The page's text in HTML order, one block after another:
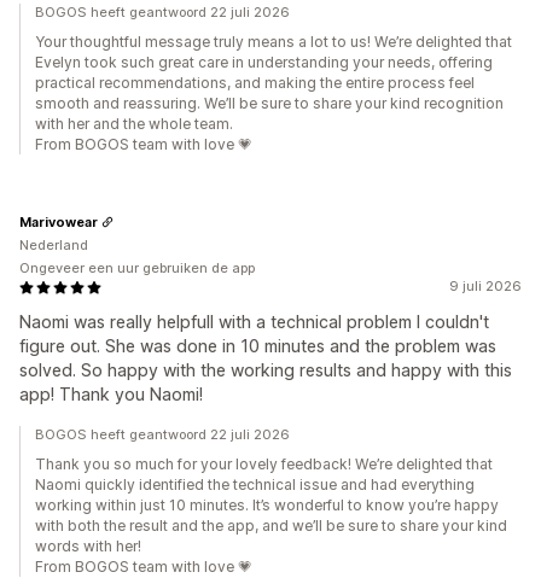
BOGOS heeft geantwoord 22 juli 2026
Your thoughtful message truly means a lot to us! We’re delighted that
Evelyn took such great care in understanding your needs, offering
practical recommendations, and making the entire process feel
smooth and reassuring. We’ll be sure to share your kind recognition
with her and the whole team.
From BOGOS team with love 💗
9 juli 2026
Naomi was really helpfull with a technical problem I couldn't
figure out. She was done in 10 minutes and the problem was
solved. So happy with the working results and happy with this
app! Thank you Naomi!
Marivowear
Nederland
Ongeveer een uur gebruiken de app
BOGOS heeft geantwoord 22 juli 2026
Thank you so much for your lovely feedback! We’re delighted that
Naomi quickly identified the technical issue and had everything
working within just 10 minutes. It’s wonderful to know you’re happy
with both the result and the app, and we’ll be sure to share your kind
words with her!
From BOGOS team with love 💗